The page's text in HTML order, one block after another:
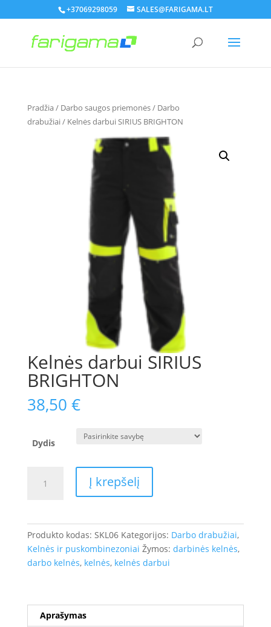
+37069298059 SALES@FARIGAMA.LT
Pradžia/ Darbo saugos priemonės/ Darbo
drabužiai/ Kelnės darbui SIRIUS BRIGHTON
Kelnės darbui SIRIUS
BRIGHTON
38,50 €
Dydis
kiekis:
SIRIUS
BRIGHTON
Į krepšelį
Produkto kodas: SKL06 Kategorijos: Darbo drabužiai,
Kelnės ir puskombinezoniai Žymos: darbinės kelnės,
darbo kelnės, kelnės, kelnės darbui
Aprašymas